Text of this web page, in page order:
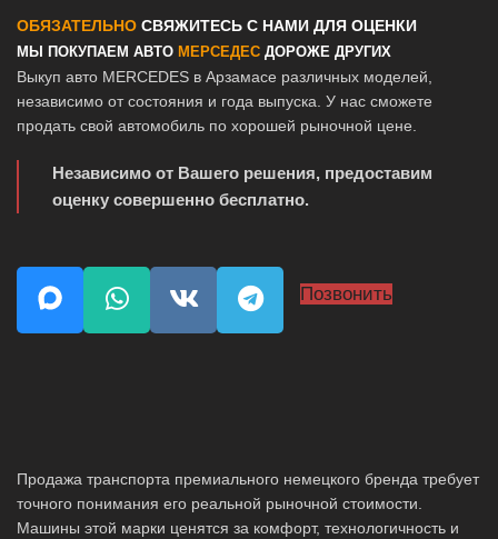
ОБЯЗАТЕЛЬНО СВЯЖИТЕСЬ С НАМИ ДЛЯ ОЦЕНКИ
МЫ ПОКУПАЕМ АВТО МЕРСЕДЕС ДОРОЖЕ ДРУГИХ
Выкуп авто MERCEDES в Арзамасе различных моделей,
независимо от состояния и года выпуска. У нас сможете
продать свой автомобиль по хорошей рыночной цене.
Независимо от Вашего решения, предоставим
оценку совершенно бесплатно.
Позвонить
Продажа транспорта премиального немецкого бренда требует
точного понимания его реальной рыночной стоимости.
Машины этой марки ценятся за комфорт, технологичность и